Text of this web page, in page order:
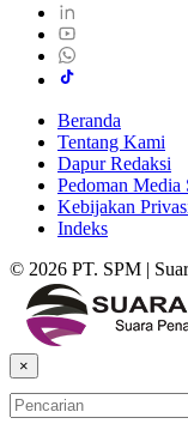
Beranda
Tentang Kami
Dapur Redaksi
Pedoman Media
Kebijakan
Indeks
© 2026 PT. SPM |
×